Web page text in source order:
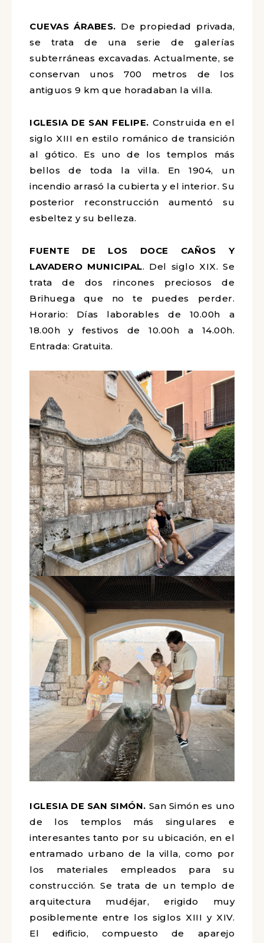
CUEVAS ÁRABES. De propiedad privada,
se trata de una serie de galerías
subterráneas excavadas. Actualmente, se
conservan unos 700 metros de los
antiguos 9 km que horadaban la villa.
IGLESIA DE SAN FELIPE. Construida en el
siglo XIII en estilo románico de transición
al gótico. Es uno de los templos más
bellos de toda la villa. En 1904, un
incendio arrasó la cubierta y el interior. Su
posterior reconstrucción aumentó su
esbeltez y su belleza.
FUENTE DE LOS DOCE CAÑOS Y
LAVADERO MUNICIPAL. Del siglo XIX. Se
trata de dos rincones preciosos de
Brihuega que no te puedes perder.
Horario: Días laborables de 10.00h a
18.00h y festivos de 10.00h a 14.00h.
Entrada: Gratuita.
IGLESIA DE SAN SIMÓN. San Simón es uno
de los templos más singulares e
interesantes tanto por su ubicación, en el
entramado urbano de la villa, como por
los materiales empleados para su
construcción. Se trata de un templo de
arquitectura mudéjar, erigido muy
posiblemente entre los siglos XIII y XIV.
El edificio, compuesto de aparejo